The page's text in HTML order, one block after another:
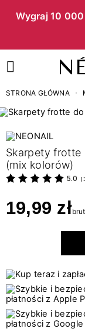
Wygraj 10
STRONA GŁÓWNA
Skarpety frotte
(mix kolorów)
5.0 (
19,99 zł